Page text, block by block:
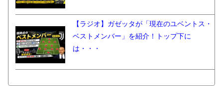
【ラジオ】ガゼッタが「現在のユベントス・
ベストメンバー」を紹介！トップ下に
は・・・